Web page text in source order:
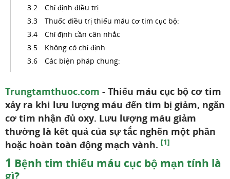
Chỉ định điều trị
Thuốc điều trị thiếu máu cơ tim cục bộ:
Chỉ định cần cân nhắc
Không có chỉ định
Các biện pháp chung:
Trungtamthuoc.com - Thiếu máu cục bộ cơ tim
xảy ra khi lưu lượng máu đến tim bị giảm, ngăn
cơ tim nhận đủ oxy. Lưu lượng máu giảm
thường là kết quả của sự tắc nghẽn một phần
hoặc hoàn toàn động mạch vành. [1]
1 Bệnh tim thiếu máu cục bộ mạn tính là
gì?